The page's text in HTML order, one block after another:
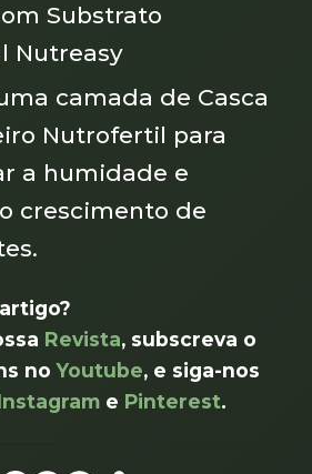
Substrato
Nutreasy
camada de Casca
Nutrofertil para
a humidade e
crescimento de
Revista, subscreva o
noYoutube, e siga-nos
e Pinterest.